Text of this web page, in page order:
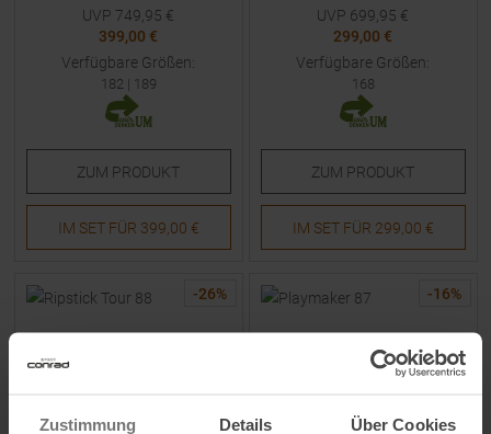
Zustimmung Details Über Cookies
UVP 749,95 €
399,00 €
Verfügbare Größen:
182| 189
ZUM PRODUKT
IM SET FÜR 399,00 €
UVP 699,95 €
299,00 €
Verfügbare Größen:
168
ZUM PRODUKT
IM SET FÜR 299,00 €
-26% -16%